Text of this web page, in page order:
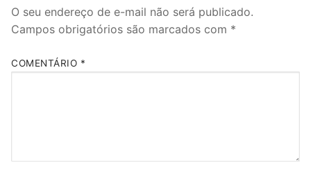
O seu endereço de e-mail não será publicado.
Campos obrigatórios são marcados com *
COMENTÁRIO *